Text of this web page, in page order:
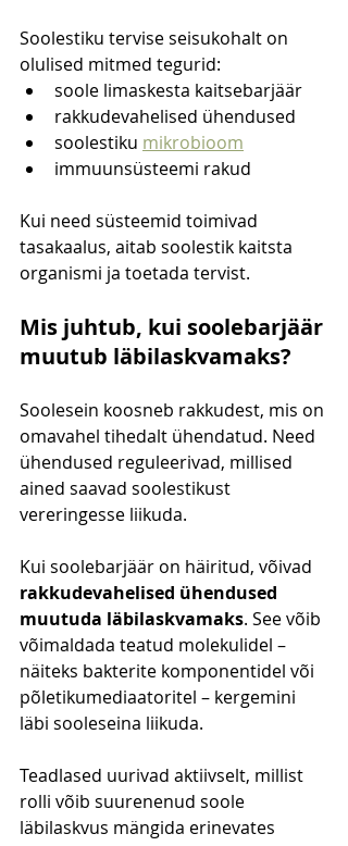
Soolestiku tervise seisukohalt on
olulised mitmed tegurid:
soole limaskesta kaitsebarjäär
rakkudevahelised ühendused
soolestiku mikrobioom
immuunsüsteemi rakud
Kui need süsteemid toimivad
tasakaalus, aitab soolestik kaitsta
organismi ja toetada tervist.
Mis juhtub, kui soolebarjäär
muutub läbilaskvamaks?
Soolesein koosneb rakkudest, mis on
omavahel tihedalt ühendatud. Need
ühendused reguleerivad, millised
ained saavad soolestikust
vereringesse liikuda.
Kui soolebarjäär on häiritud, võivad
rakkudevahelised ühendused
muutuda läbilaskvamaks. See võib
võimaldada teatud molekulidel –
näiteks bakterite komponentidel või
põletikumediaatoritel – kergemini
läbi sooleseina liikuda.
Teadlased uurivad aktiivselt, millist
rolli võib suurenenud soole
läbilaskvus mängida erinevates